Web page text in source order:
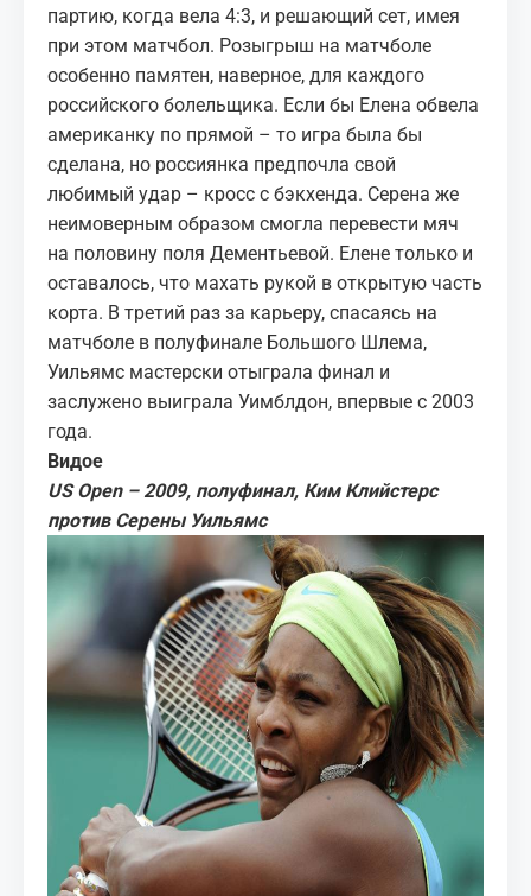
партию, когда вела 4:3, и решающий сет, имея
при этом матчбол. Розыгрыш на матчболе
особенно памятен, наверное, для каждого
российского болельщика. Если бы Елена обвела
американку по прямой – то игра была бы
сделана, но россиянка предпочла свой
любимый удар – кросс с бэкхенда. Серена же
неимоверным образом смогла перевести мяч
на половину поля Дементьевой. Елене только и
оставалось, что махать рукой в открытую часть
корта. В третий раз за карьеру, спасаясь на
матчболе в полуфинале Большого Шлема,
Уильямс мастерски отыграла финал и
заслужено выиграла Уимблдон, впервые с 2003
года.
Видое
US Open – 2009, полуфинал, Ким Клийстерс
против Серены Уильямс